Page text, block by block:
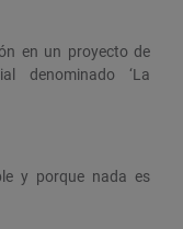
en un proyecto de
denominado ‘La
y porque nada es